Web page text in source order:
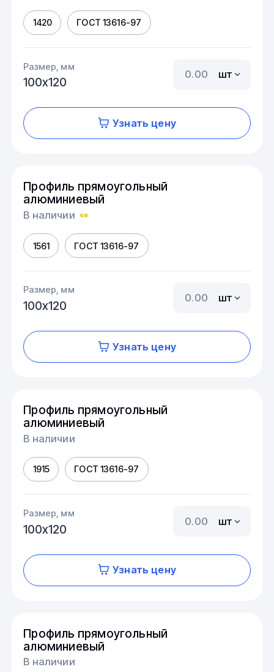
1420 ГОСТ 13616-97
Размер, мм
100х120
шт
Узнать цену
Профиль прямоугольный
алюминиевый
В наличии
1561 ГОСТ 13616-97
Размер, мм
100х120
шт
Узнать цену
Профиль прямоугольный
алюминиевый
В наличии
1915 ГОСТ 13616-97
Размер, мм
100х120
шт
Узнать цену
Профиль прямоугольный
алюминиевый
В наличии